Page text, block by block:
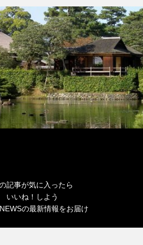
記事が気に入ったら
いいね！しよう
の最新情報をお届け